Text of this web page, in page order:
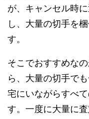
が、キャンセル時
し、大量の切手を
す。
そこでおすすめな
ら、大量の切手で
宅にいながらすべ
す。一度に大量に